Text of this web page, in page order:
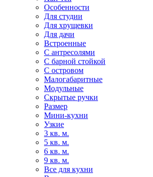
Особенности
Для студии
Для хрущевки
Для дачи
Встроенные
С антресолями
С барной стойкой
С островом
Малогабаритные
Модульные
Скрытые ручки
Размер
Мини-кухни
Узкие
3 кв. м.
5 кв. м.
6 кв. м.
9 кв. м.
Все для кухни